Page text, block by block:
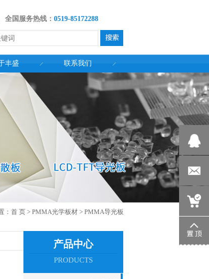
全国服务热线： 0519-85172288
丰盛 联系我们
： 首 页 > PMMA光学板材 > PMMA导光板
产品中心
PRODUCTS